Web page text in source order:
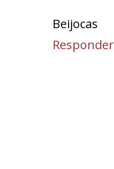
Beijocas
Responder